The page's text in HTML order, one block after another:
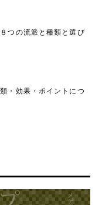
つの流派と種類と選び
・効果・ポイントにつ